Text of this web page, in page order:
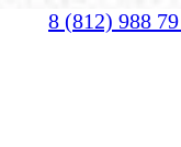
8 (812) 988